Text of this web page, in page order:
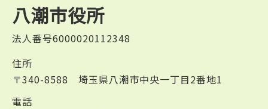
八潮市役所
法人番号6000020112348
住所
〒340-8588 埼玉県八潮市中央一丁目2番地1
電話